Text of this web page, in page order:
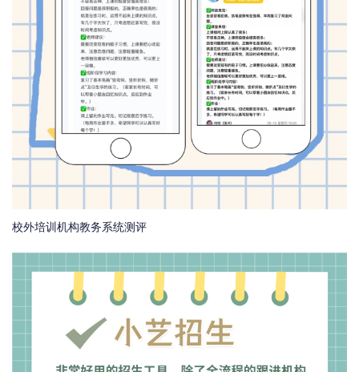
校外培训机构教务系统测评